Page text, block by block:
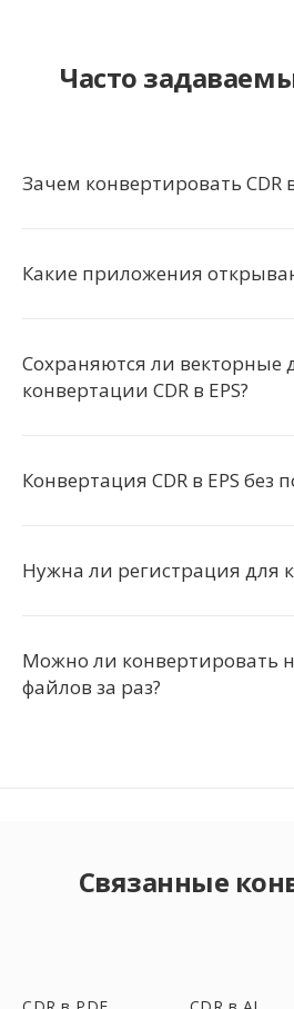
Часто
Зачем конвертировать CDR в
Какие приложения
Сохраняются ли векторные
конвертации CDR в EPS?
Конвертация CDR в EPS без
Нужна ли регистрация для
Можно ли конвертировать
файлов за раз?
Связанные